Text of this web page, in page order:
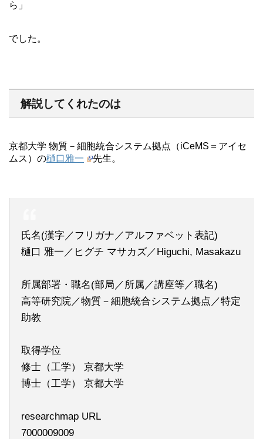
ら」
でした。
解説してくれたのは
京都大学 物質－細胞統合システム拠点（iCeMS＝アイセ
ムス）の樋口雅一 先生。
氏名(漢字／フリガナ／アルファベット表記)
樋口 雅一／ヒグチ マサカズ／Higuchi, Masakazu
所属部署・職名(部局／所属／講座等／職名)
高等研究院／物質－細胞統合システム拠点／特定
助教
取得学位
修士（工学） 京都大学
博士（工学） 京都大学
researchmap URL
7000009009